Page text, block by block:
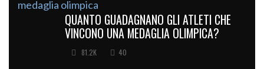
QUANTO GUADAGNANO GLI ATLETI CHE
VINCONO UNA MEDAGLIA OLIMPICA?
81.2K 40